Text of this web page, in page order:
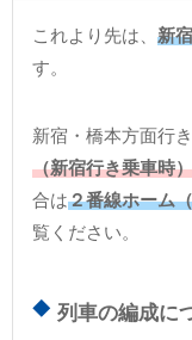
これより先は、 新
す。
新宿・橋本方面行
（新宿行き乗車時）
合は２番線ホーム
覧ください。
列車の編成に